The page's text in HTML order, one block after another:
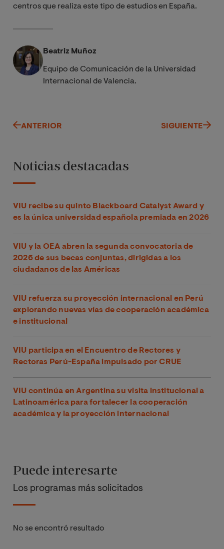
centros que realiza este tipo de estudios en España.
Beatriz Muñoz
Equipo de Comunicación de la Universidad
Internacional de Valencia.
ANTERIOR SIGUIENTE
Noticias destacadas
VIU recibe su quinto Blackboard Catalyst Award y
es la única universidad española premiada en 2026
VIU y la OEA abren la segunda convocatoria de
2026 de sus becas conjuntas, dirigidas a los
ciudadanos de las Américas
VIU refuerza su proyección internacional en Perú
explorando nuevas vías de cooperación académica
e institucional
VIU participa en el Encuentro de Rectores y
Rectoras Perú-España impulsado por CRUE
VIU continúa en Argentina su visita institucional a
Latinoamérica para fortalecer la cooperación
académica y la proyección internacional
Puede interesarte
Los programas más solicitados
No se encontró resultado